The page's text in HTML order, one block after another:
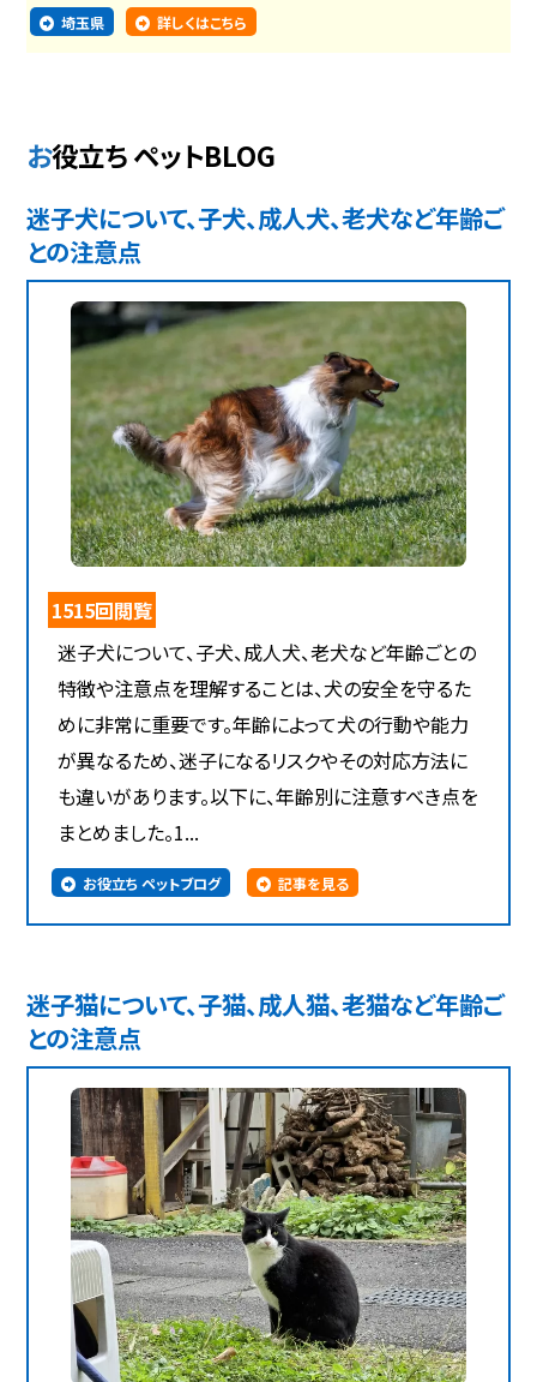
埼玉県 詳しくはこちら
お役立ち ペットBLOG
迷子犬について、子犬、成人犬、老犬など年齢ご
との注意点
1515回閲覧
迷子犬について、子犬、成人犬、老犬など年齢ごとの
特徴や注意点を理解することは、犬の安全を守るた
めに非常に重要です。年齢によって犬の行動や能力
が異なるため、迷子になるリスクやその対応方法に
も違いがあります。以下に、年齢別に注意すべき点を
まとめました。1...
お役立ち ペットブログ 記事を見る
迷子猫について、子猫、成人猫、老猫など年齢ご
との注意点